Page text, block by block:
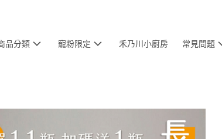
品分類 寵粉限定 禾乃川小廚房 常見問題